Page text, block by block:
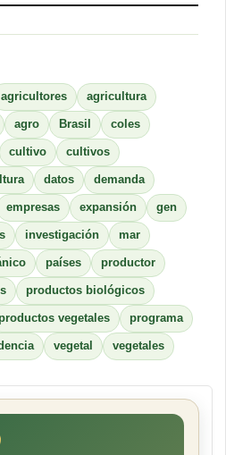
agricultores agricultura
agro Brasil coles
cultivo cultivos
datos demanda
empresas expansión gen
investigación mar
países productor
productos biológicos
vegetales programa
vegetal vegetales